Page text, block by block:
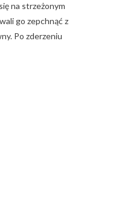
na strzeżonym
go zepchnąć z
Po zderzeniu